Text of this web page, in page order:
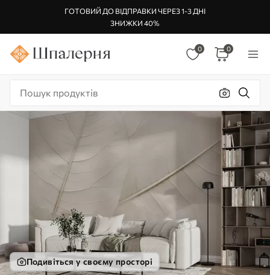
ГОТОВИЙ ДО ВІДПРАВКИ ЧЕРЕЗ 1-3 ДНІ
ЗНИЖКИ 40%
0 0
Подивіться у своєму просторі